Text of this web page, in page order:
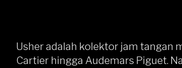
Usher adalah kolektor jam tangan
Cartier hingga Audemars Piguet.